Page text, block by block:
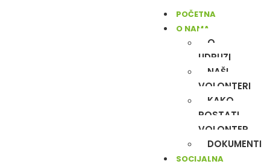
POČETNA
O NAMA
O
UDRUZI
NAŠI
VOLONTERI
KAKO
POSTATI
VOLONTER
DOKUMENTI
SOCIJALNA